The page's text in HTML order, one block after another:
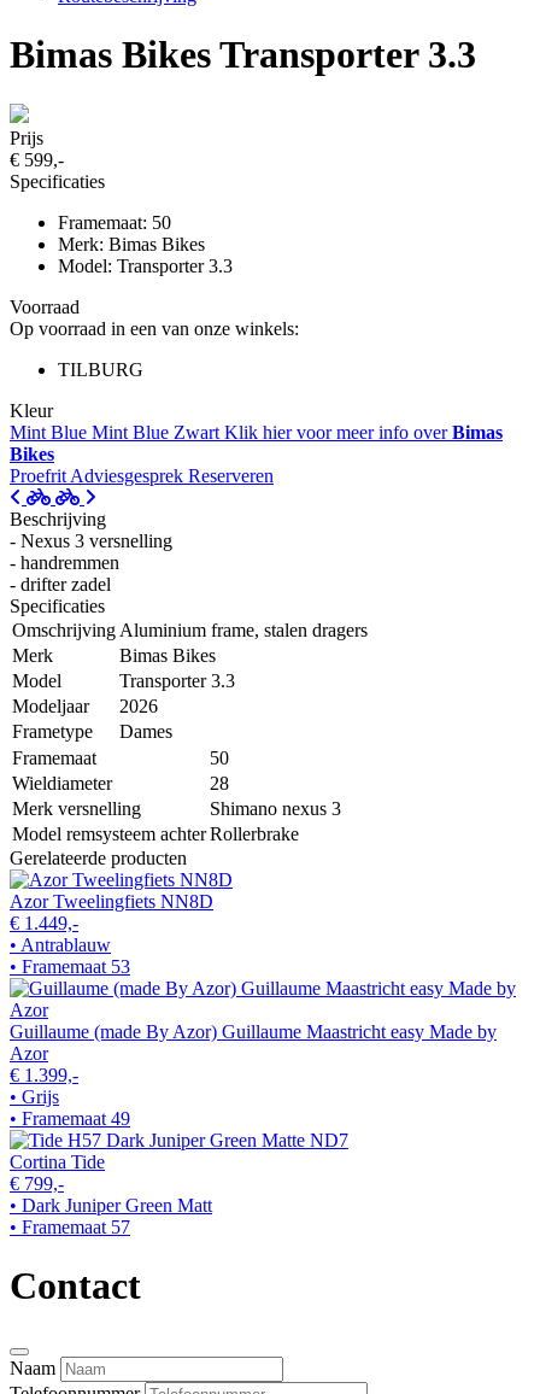
Bimas Bikes Transporter 3.3
Prijs
€ 599,-
Specificaties
Framemaat: 50
Merk: Bimas Bikes
Model: Transporter 3.3
Voorraad
Op voorraad in een van onze winkels:
TILBURG
Kleur
Mint Blue Mint Blue Zwart Klik hier voor meer info overBimas
Bikes
Proefrit Adviesgesprek Reserveren
Beschrijving
- Nexus 3 versnelling
- handremmen
- drifter zadel
Specificaties
Omschrijving Aluminium frame, stalen dragers
Merk
Bimas Bikes
Model
Transporter 3.3
Modeljaar
2026
Frametype
Dames
Framemaat
50
Wieldiameter
28
Merk versnelling
Shimano nexus 3
Model remsysteem achterRollerbrake
Gerelateerde producten
Azor Tweelingfiets NN8D
€ 1.449,-
• Antrablauw
• Framemaat 53
Guillaume (made By Azor) Guillaume Maastricht easy Made by
Azor
€ 1.399,-
• Grijs
• Framemaat 49
Cortina Tide
€ 799,-
• Dark Juniper Green Matt
• Framemaat 57
Contact
Naam